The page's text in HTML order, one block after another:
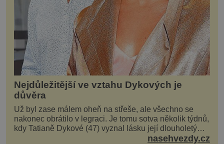
Nejdůležitější ve vztahu Dykových je
důvěra
Už byl zase málem oheň na střeše, ale všechno se
nakonec obrátilo v legraci. Je tomu sotva několik týdnů,
kdy Tatianě Dykové (47) vyznal lásku její dlouholetý
kolega a kamarád. Lidé si hned mysleli, ž...nasehvezdy.cz